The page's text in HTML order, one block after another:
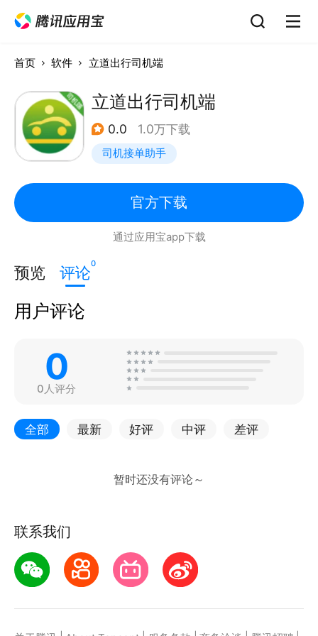
首页 软件 立道出行司机端
立道出行司机端
0.0 1.0万下载
司机接单助手
官方下载
通过应用宝app下载
预览 评论0
用户评论
0
0人评分
全部 最新 好评 中评 差评
联系我们